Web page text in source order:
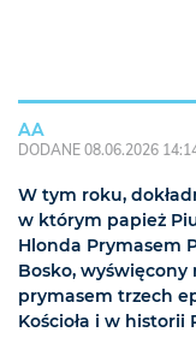
AA
DODANE 08.06.2026
W tym roku,
w którym papież
Hlonda Prymasem
Bosko, wyświęcony
prymasem trzech
Kościoła i w historii